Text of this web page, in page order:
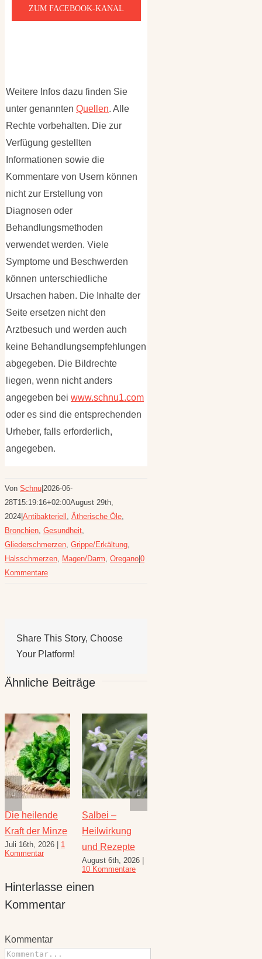
ZUM FACEBOOK-KANAL
Weitere Infos dazu finden Sie
unter genannten Quellen. Alle
Rechte vorbehalten. Die zur
Verfügung gestellten
Informationen sowie die
Kommentare von Usern können
nicht zur Erstellung von
Diagnosen oder
Behandlungsmethoden
verwendet werden. Viele
Symptome und Beschwerden
können unterschiedliche
Ursachen haben. Die Inhalte der
Seite ersetzen nicht den
Arztbesuch und werden auch
keine Behandlungsempfehlungen
abgegeben. Die Bildrechte
liegen, wenn nicht anders
angegeben bei www.schnu1.com
oder es sind die entsprechenden
Urheber, falls erforderlich,
angegeben.
Von Schnu|2026-06-
28T15:19:16+02:00August 29th,
2024|Antibakteriell Ätherische Öle
Bronchien Gesundheit
Gliederschmerzen Grippe/Erkältung
Halsschmerzen Magen/Darm Oregano|0
Kommentare
Share This Story, Choose
Your Platform!
Ähnliche Beiträge
Die heilende
Kraft der Minze
Juli 16th, 2026
1
Kommentar
Salbei –
Heilwirkung
und Rezepte
August 6th, 2026
10 Kommentare
Hinterlasse einen
Kommentar
Kommentar